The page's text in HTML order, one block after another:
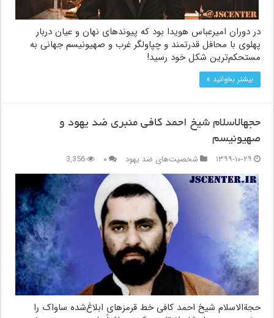
در دوران امیرعباس هویدا بود که پیوندهای نهان و عیان دربار
پهلوی با محافل قدرتمند و چپاولگر غرب و صهیونیسم جهانی به
مستحکم‌ترین شکل خود رسید!
بیشتر بخوانید »
حجهالاسلام شیخ احمد کافی منبری ضد یهود و
صهیونیسم
۱۳۹۹-۱۰-۲۹
شخصیت‌های ضد یهود ۰ 3,356
حجةالاسلام شیخ احمد کافی خط قرمزهای ابلاغ‌شده ساواک را